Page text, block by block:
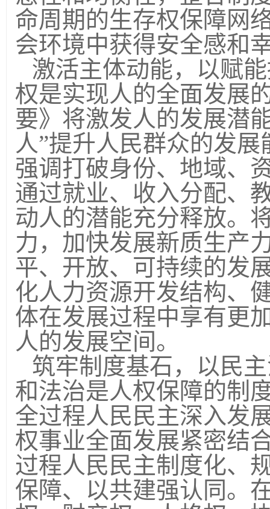
命周期的生存权保障网
会环境中获得安全感和
激活主体动能，以赋
权是实现人的全面发展
要》将激发人的发展潜
人”提升人民群众的发
强调打破身份、地域、
通过就业、收入分配、
动人的潜能充分释放。
力，加快发展新质生产
平、开放、可持续的发
化人力资源开发结构、
体在发展过程中享有更
人的发展空间。
筑牢制度基石，以民
和法治是人权保障的制
全过程人民民主深入发
权事业全面发展紧密结
过程人民民主制度化、
保障、以共建强认同。